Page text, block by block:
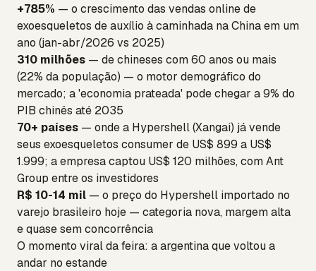
+785% — o crescimento das vendas online de
exoesqueletos de auxílio à caminhada na China em um
ano (jan-abr/2026 vs 2025)
310 milhões — de chineses com 60 anos ou mais
(22% da população) — o motor demográfico do
mercado; a 'economia prateada' pode chegar a 9% do
PIB chinês até 2035
70+ países — onde a Hypershell (Xangai) já vende
seus exoesqueletos consumer de US$ 899 a US$
1.999; a empresa captou US$ 120 milhões, com Ant
Group entre os investidores
R$ 10-14 mil — o preço do Hypershell importado no
varejo brasileiro hoje — categoria nova, margem alta
e quase sem concorrência
O momento viral da feira: a argentina que voltou a
andar no estande